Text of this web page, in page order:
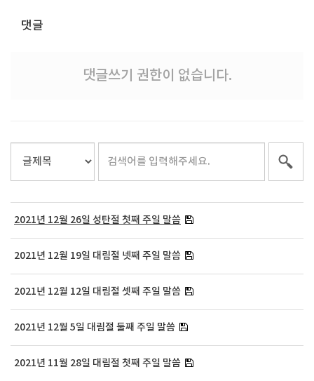
댓글
댓글쓰기 권한이 없습니다.
2021년 12월 26일 성탄절 첫째 주일 말씀
2021년 12월 19일 대림절 넷째 주일 말씀
2021년 12월 12일 대림절 셋째 주일 말씀
2021년 12월 5일 대림절 둘째 주일 말씀
2021년 11월 28일 대림절 첫째 주일 말씀